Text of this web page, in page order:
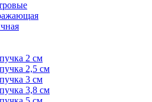
2 см
2,5 см
3 см
3,8 см